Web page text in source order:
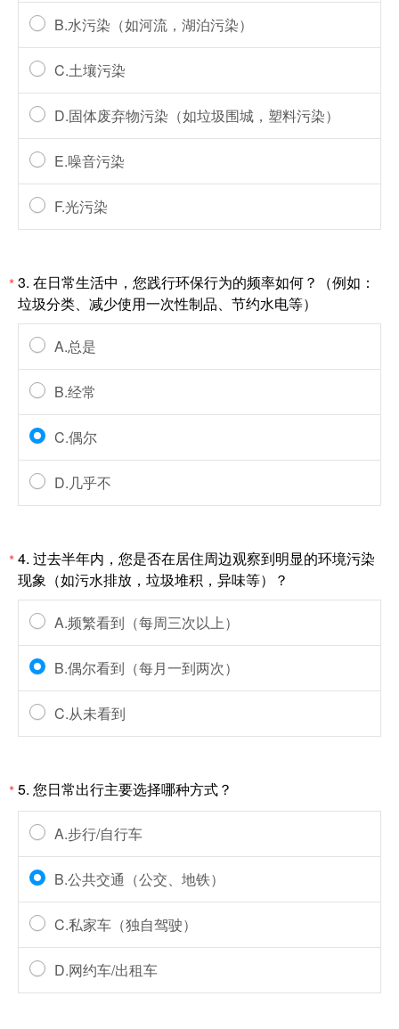
B.水污染（如河流，湖泊污染）
C.土壤污染
D.固体废弃物污染（如垃圾围城，塑料污染）
E.噪音污染
F.光污染
*3. 在日常生活中，您践行环保行为的频率如何？（例如：
垃圾分类、减少使用一次性制品、节约水电等）
A.总是
B.经常
C.偶尔
D.几乎不
*4. 过去半年内，您是否在居住周边观察到明显的环境污染
现象（如污水排放，垃圾堆积，异味等）？
A.频繁看到（每周三次以上）
B.偶尔看到（每月一到两次）
C.从未看到
*5. 您日常出行主要选择哪种方式？
A.步行/自行车
B.公共交通（公交、地铁）
C.私家车（独自驾驶）
D.网约车/出租车